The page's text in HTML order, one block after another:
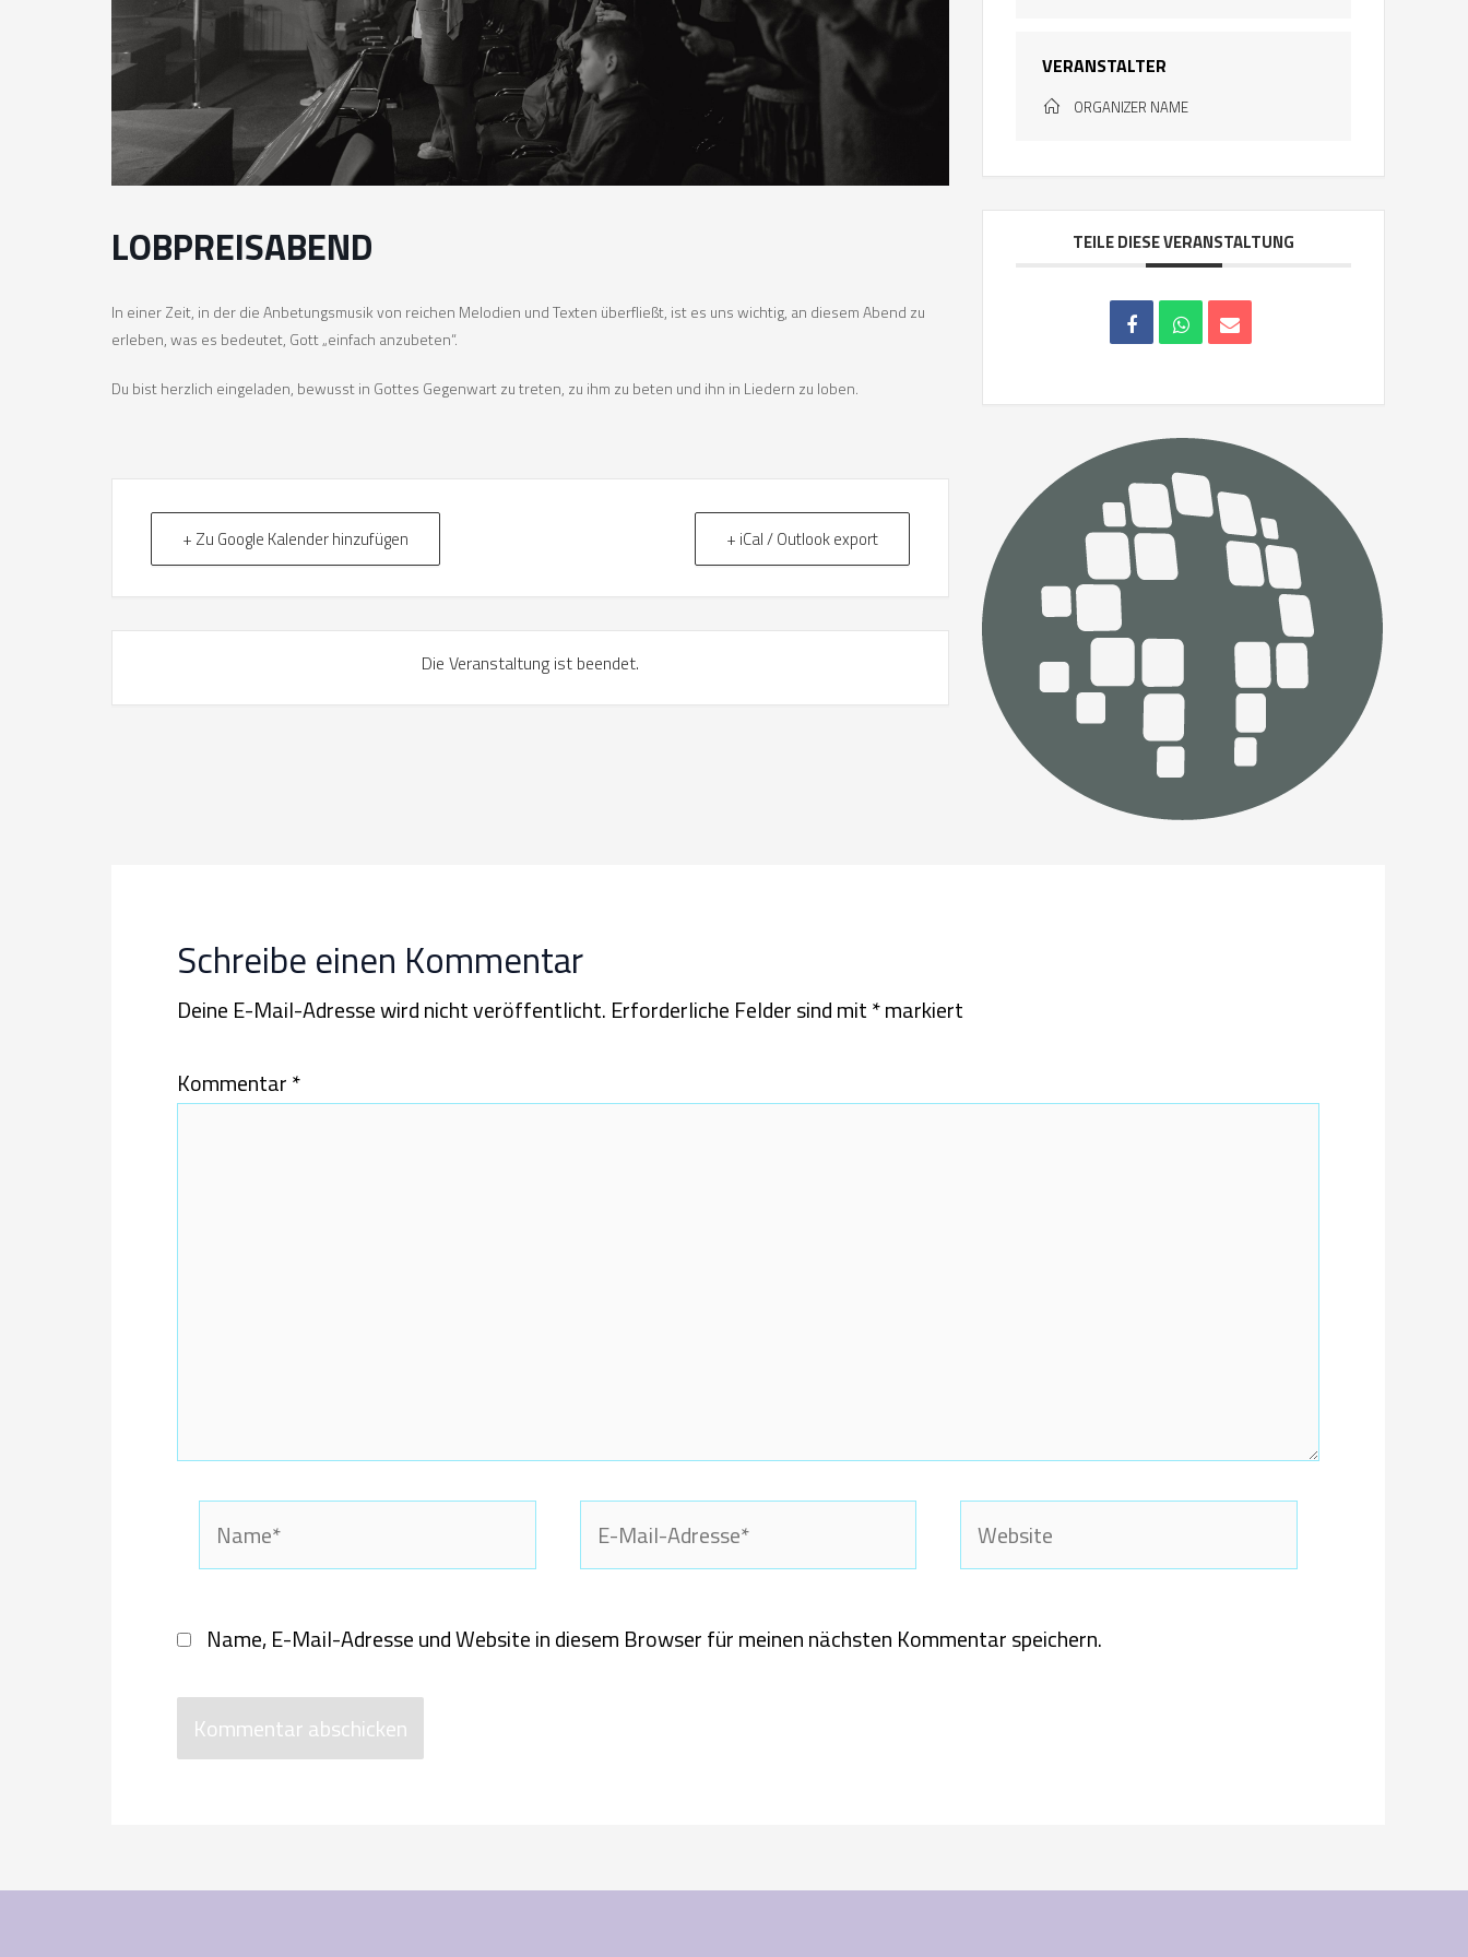
LOBPREISABEND
In einer Zeit, in der die Anbetungsmusik von reichen Melodien und Texten überfließt, ist es uns wichtig, an diesem Abend zu
erleben, was es bedeutet, Gott „einfach anzubeten“.
Du bist herzlich eingeladen, bewusst in Gottes Gegenwart zu treten, zu ihm zu beten und ihn in Liedern zu loben.
+ Zu Google Kalender hinzufügen + iCal / Outlook export
Die Veranstaltung ist beendet.
VERANSTALTER
ORGANIZER NAME
TEILE DIESE VERANSTALTUNG
Schreibe einen Kommentar
Deine E-Mail-Adresse wird nicht veröffentlicht. Erforderliche Felder sind mit*markiert
Kommentar*
Name*
Mail-
Website
Name, E-Mail-Adresse und Website in diesem Browser für meinen nächsten Kommentar speichern.